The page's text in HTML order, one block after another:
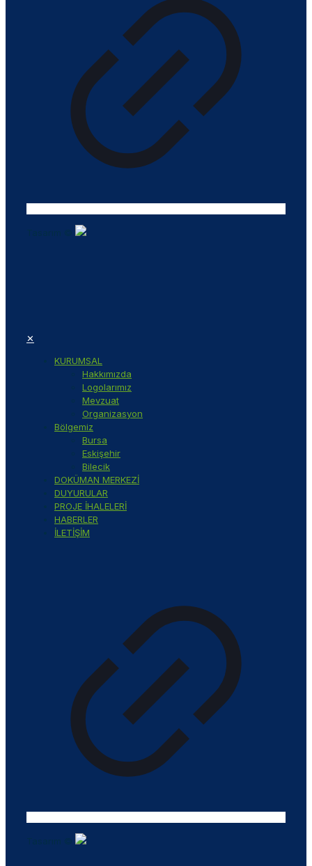
✕
KURUMSAL
Hakkımızda
Logolarımız
Mevzuat
Organizasyon
Bölgemiz
Bursa
Eskişehir
Bilecik
DOKÜMAN MERKEZİ
DUYURULAR
PROJE İHALELERİ
HABERLER
İLETİŞİM